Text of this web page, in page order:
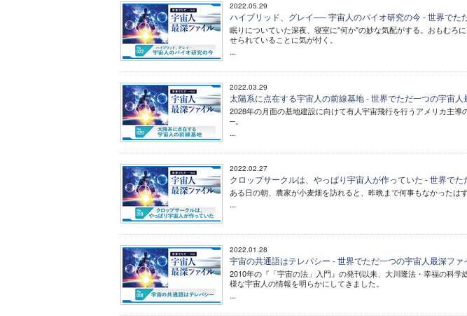
2022.05.29
ハイブリッド、グレイ── 宇宙人のバイオ研究の今 - 世界でた
眠りについていた深夜、寝室に"何か"の妙な気配がする。おもむろ
せられていることに気が付く。
...
2022.03.29
太陽系に点在する宇宙人の前線基地 - 世界でただ一つの宇宙人
2028年の月面の基地建設に向けて有人宇宙飛行を行うアメリカ主
─。
...
2022.02.27
クロップサークルは、やっぱり宇宙人が作っていた - 世界で
ある日の朝、農家が小麦畑を訪れると、昨晩まで何事もなかったは
...
2022.01.28
宇宙の共通語はテレパシー - 世界でただ一つの宇宙人最深ファ
2010年の『「宇宙の法」入門』の発刊以来、大川隆法・幸福の科
様な宇宙人の情報を明らかにしてきました。
...